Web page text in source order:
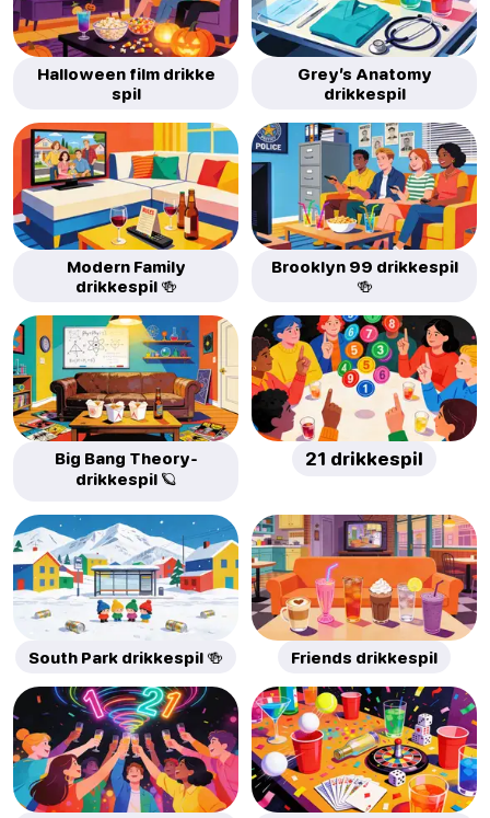
Halloween film drikke
spil
Grey’s Anatomy
drikkespil
Modern Family
drikkespil 🍻
Brooklyn 99 drikkespil
🍻
Big Bang Theory-
drikkespil 🪐
21 drikkespil
South Park drikkespil 🍻 Friends drikkespil